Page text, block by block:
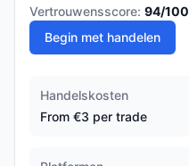
Vertrouwensscore: 94/100
Begin met handelen
Handelskosten
From €3 per trade